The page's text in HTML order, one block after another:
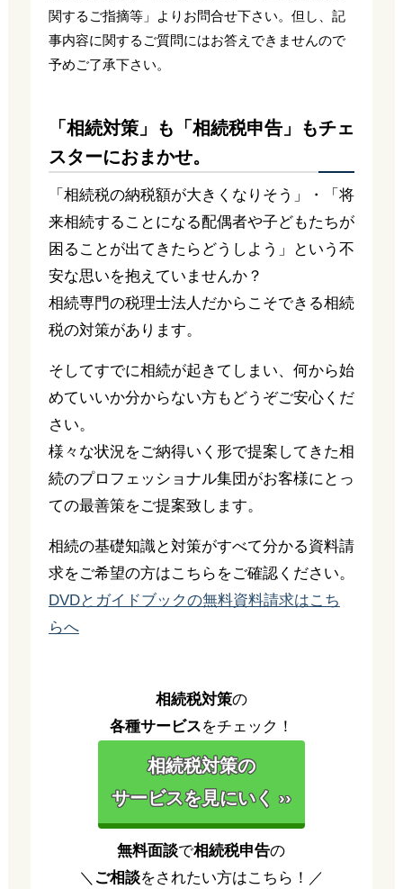
関するご指摘等」よりお問合せ下さい。但し、記
事内容に関するご質問にはお答えできませんので
予めご了承下さい。
「相続対策」も「相続税申告」もチェ
スターにおまかせ。
「相続税の納税額が大きくなりそう」・「将
来相続することになる配偶者や子どもたちが
困ることが出てきたらどうしよう」という不
安な思いを抱えていませんか？
相続専門の税理士法人だからこそできる相続
税の対策があります。
そしてすでに相続が起きてしまい、何から始
めていいか分からない方もどうぞご安心くだ
さい。
様々な状況をご納得いく形で提案してきた相
続のプロフェッショナル集団がお客様にとっ
ての最善策をご提案致します。
相続の基礎知識と対策がすべて分かる資料請
求をご希望の方はこちらをご確認ください。
DVDとガイドブックの無料資料請求はこち
らへ
相続税対策の
各種サービスをチェック！
相続税対策の
サービスを見にいく ››
無料面談で相続税申告の
＼ ご相談をされたい方はこちら！／